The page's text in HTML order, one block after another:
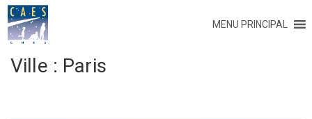
MENU PRINCIPAL
Ville : Paris